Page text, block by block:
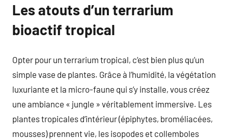
Les atouts d’un terrarium
bioactif tropical
Opter pour un terrarium tropical, c’est bien plus qu’un
simple vase de plantes. Grâce à l’humidité, la végétation
luxuriante et la micro-faune qui s’y installe, vous créez
une ambiance « jungle » véritablement immersive. Les
plantes tropicales d’intérieur (épiphytes, broméliacées,
mousses) prennent vie, les isopodes et collemboles